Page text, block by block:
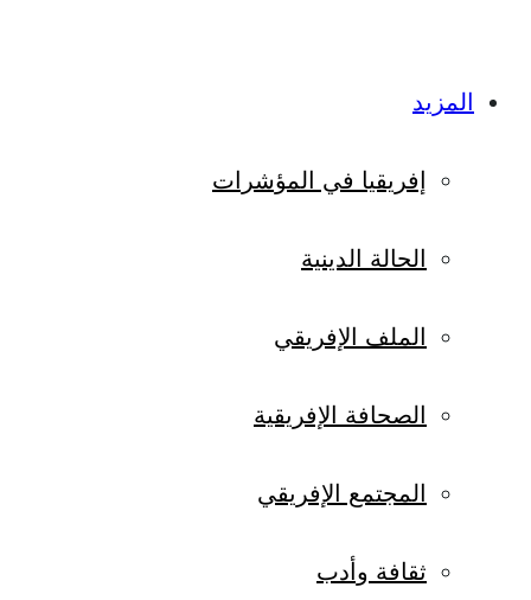
المزيد
إفريقيا في المؤشرات
الحالة الدينية
الملف الإفريقي
الصحافة الإفريقية
المجتمع الإفريقي
ثقافة وأدب